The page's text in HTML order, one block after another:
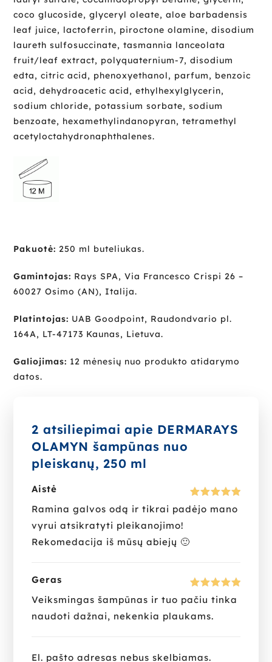
coco glucoside, glyceryl oleate, aloe barbadensis
leaf juice, lactoferrin, piroctone olamine, disodium
laureth sulfosuccinate, tasmannia lanceolata
fruit/leaf extract, polyquaternium-7, disodium
edta, citric acid, phenoxyethanol, parfum, benzoic
acid, dehydroacetic acid, ethylhexylglycerin,
sodium chloride, potassium sorbate, sodium
benzoate, hexamethylindanopyran, tetramethyl
acetyloctahydronaphthalenes.
Pakuotė: 250 ml buteliukas.
Gamintojas: Rays SPA, Via Francesco Crispi 26 –
60027 Osimo (AN), Italija.
Platintojas: UAB Goodpoint, Raudondvario pl.
164A, LT-47173 Kaunas, Lietuva.
Galiojimas: 12 mėnesių nuo produkto atidarymo
datos.
2 atsiliepimai apie DERMARAYS
OLAMYN šampūnas nuo
pleiskanų, 250 ml
Įvertinima
Aistė
Ramina galvos odą ir tikrai padėjo mano
vyrui atsikratyti pleikanojimo!
Rekomedacija iš mūsų abiejų 🙂
Įvertinima
Geras
Veiksmingas šampūnas ir tuo pačiu tinka
naudoti dažnai, nekenkia plaukams.
El. pašto adresas nebus skelbiamas.